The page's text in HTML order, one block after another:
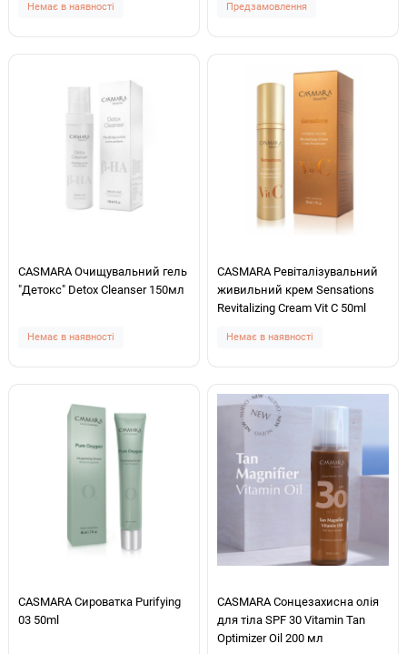
Немає в наявності Предзамовлення
CASMARA Очищувальний гель
"Детокс" Detox Cleanser 150мл
Немає в наявності
CASMARA Ревіталізувальний
живильний крем Sensations
Revitalizing Cream Vit C 50ml
Немає в наявності
CASMARA Сироватка Purifying
03 50ml
CASMARA Сонцезахисна олія
для тіла SPF 30 Vitamin Tan
Optimizer Oil 200 мл